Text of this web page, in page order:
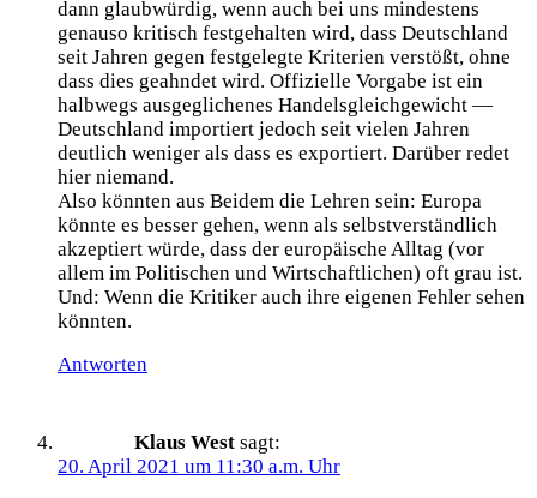
dann glaubwürdig, wenn auch bei uns mindestens
genauso kritisch festgehalten wird, dass Deutschland
seit Jahren gegen festgelegte Kriterien verstößt, ohne
dass dies geahndet wird. Offizielle Vorgabe ist ein
halbwegs ausgeglichenes Handelsgleichgewicht —
Deutschland importiert jedoch seit vielen Jahren
deutlich weniger als dass es exportiert. Darüber redet
hier niemand.
Also könnten aus Beidem die Lehren sein: Europa
könnte es besser gehen, wenn als selbstverständlich
akzeptiert würde, dass der europäische Alltag (vor
allem im Politischen und Wirtschaftlichen) oft grau ist.
Und: Wenn die Kritiker auch ihre eigenen Fehler sehen
könnten.
Antworten
Klaus West sagt:
20. April 2021 um 11:30 a.m. Uhr